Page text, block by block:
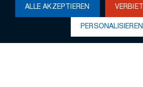
ALLE AKZEPTIEREN
PERSONALISIEREN